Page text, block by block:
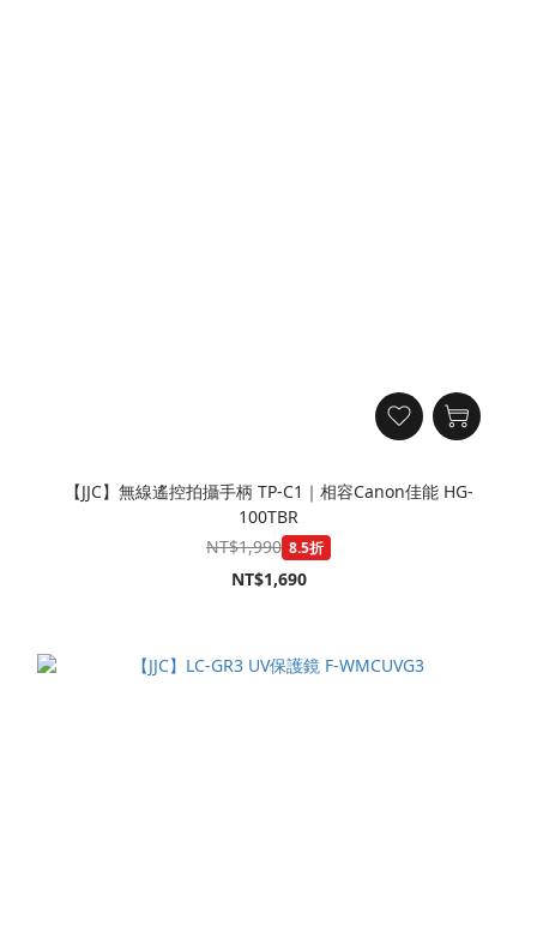
【JJC】無線遙控拍攝手柄 TP-C1｜相容Canon佳能 HG-
100TBR
NT$1,990 8.5折
NT$1,690